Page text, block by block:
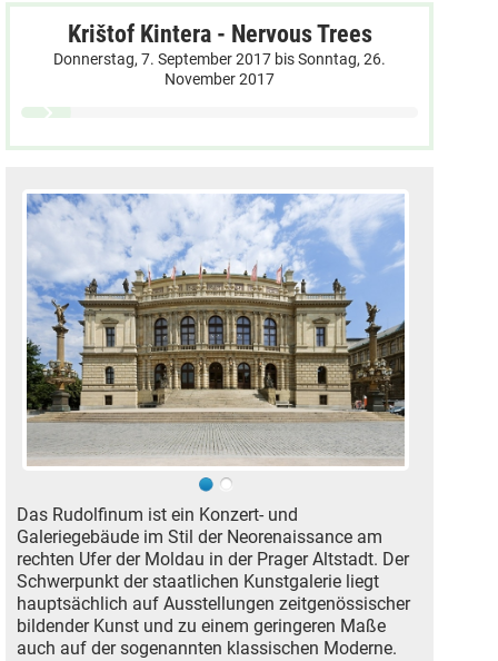
Krištof Kintera - Nervous Trees
Donnerstag, 7. September 2017 bisSonntag, 26.
November 2017
Das Rudolfinum ist ein Konzert- und
Galeriegebäude im Stil der Neorenaissance am
rechten Ufer der Moldau in der Prager Altstadt. Der
Schwerpunkt der staatlichen Kunstgalerie liegt
hauptsächlich auf Ausstellungen zeitgenössischer
bildender Kunst und zu einem geringeren Maße
auch auf der sogenannten klassischen Moderne.